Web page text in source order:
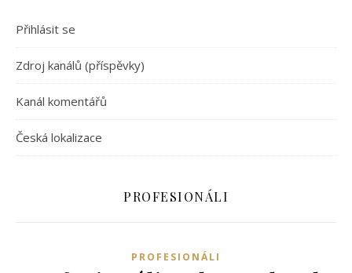
Přihlásit se
Zdroj kanálů (příspěvky)
Kanál komentářů
Česká lokalizace
PROFESIONÁLI
PROFESIONÁLI